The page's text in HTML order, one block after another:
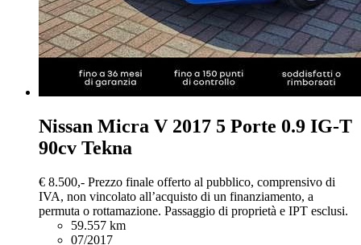
Nissan Micra V 2017 5 Porte 0.9 IG-T
90cv Tekna
€ 8.500,- Prezzo finale offerto al pubblico, comprensivo di
IVA, non vincolato all’acquisto di un finanziamento, a
permuta o rottamazione. Passaggio di proprietà e IPT esclusi.
59.557 km
07/2017